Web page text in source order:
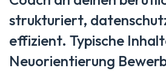
strukturiert,
effizient. Typische
Neuorientierung